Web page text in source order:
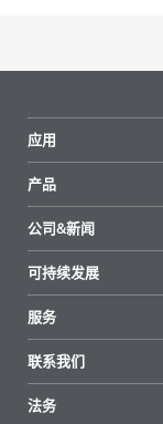
应用
产品
所有产品
重点推荐
公司&新闻
新闻
新闻和媒体
地区和分销商
展会和活动
可持续发展
可持续产品
成功案例
EcoVadis
服务
起始配方
文章
联系我们
法务